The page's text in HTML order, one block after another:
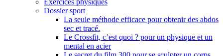
Exercices physiques
Dossier sport
La seule méthode efficace pour obtenir des abdos
sec et tracé.
Le Crossfit, c’est quoi ? pour un physique et un
mental en acier